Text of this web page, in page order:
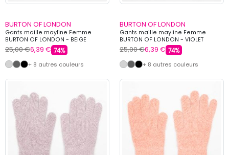
BURTON OF LONDON
Gants maille mayline Femme
BURTON OF LONDON - BEIGE
25,00 €6,39 € 74%
+ 8 autres couleurs
BURTON OF LONDON
Gants maille mayline Femme
BURTON OF LONDON - VIOLET
25,00 €6,39 € 74%
+ 8 autres couleurs